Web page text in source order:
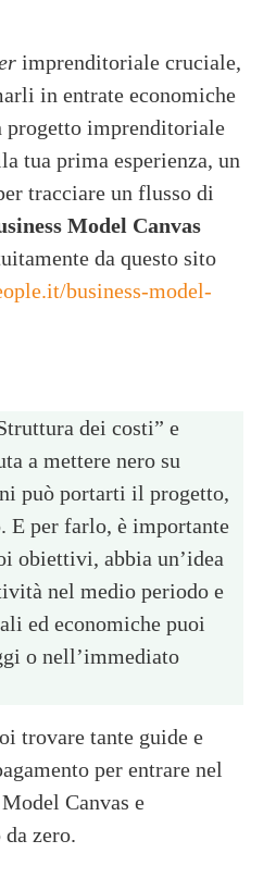
imprenditoriale cruciale,
in entrate economiche
progetto imprenditoriale
tua prima esperienza, un
tracciare un flusso di
Model Canvas
da questo sito
business-model-
dei costi” e
a mettere nero su
può portarti il progetto,
E per farlo, è importante
obiettivi, abbia un’idea
nel medio periodo e
ed economiche puoi
o nell’immediato
trovare tante guide e
per entrare nel
Canvas e
zero.